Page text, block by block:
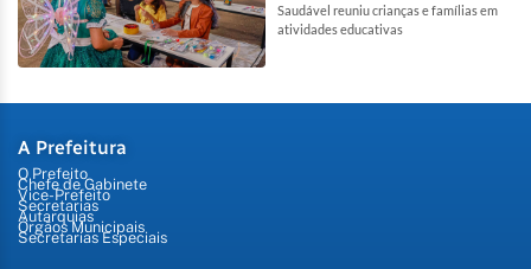
Saudável reuniu crianças e famílias em
atividades educativas
A Prefeitura
O Prefeito
Chefe de Gabinete
Vice-Prefeito
Secretarias
Autarquias
Órgãos Municipais
Secretarias Especiais